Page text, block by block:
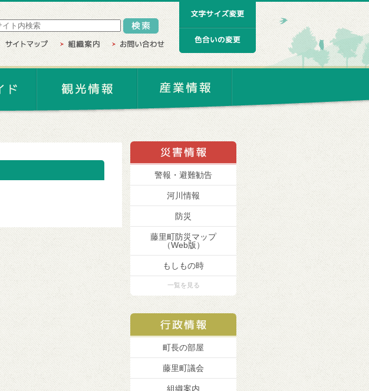
警報・避難勧告
河川情報
防災
藤里町防災マップ
（Web版）
もしもの時
一覧を見る
町長の部屋
藤里町議会
組織案内